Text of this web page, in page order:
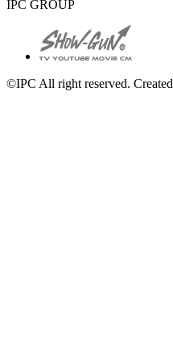
IPC GROUP
©IPC All right reserved. Created